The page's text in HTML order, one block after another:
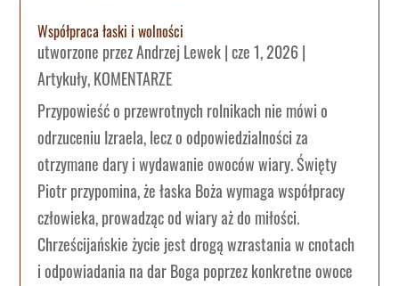
Współpraca łaski i wolności
utworzone przezAndrzej Lewek|cze 1, 2026|
Artykuły,KOMENTARZE
Przypowieść o przewrotnych rolnikach nie mówi o
odrzuceniu Izraela, lecz o odpowiedzialności za
otrzymane dary i wydawanie owoców wiary. Święty
Piotr przypomina, że łaska Boża wymaga współpracy
człowieka, prowadząc od wiary aż do miłości.
Chrześcijańskie życie jest drogą wzrastania w cnotach
i odpowiadania na dar Boga poprzez konkretne owoce